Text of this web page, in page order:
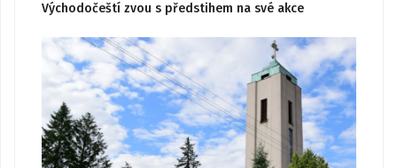
Východočeští zvou s předstihem na své akce